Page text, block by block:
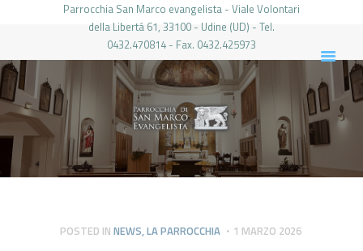
Parrocchia San Marco evangelista - Viale Volontari
della Libertá 61, 33100 - Udine (UD) - Tel.
0432.470814 - Fax. 0432.425973
PARROCCHIA DI SAN MARCO UDINE
HOME
LA PARROCCHIA
IL PARROCO
LE ATTIVITÀ
PIERABECH
POSTED IN NEWS,LA PARROCCHIA 1 MARZO 2026